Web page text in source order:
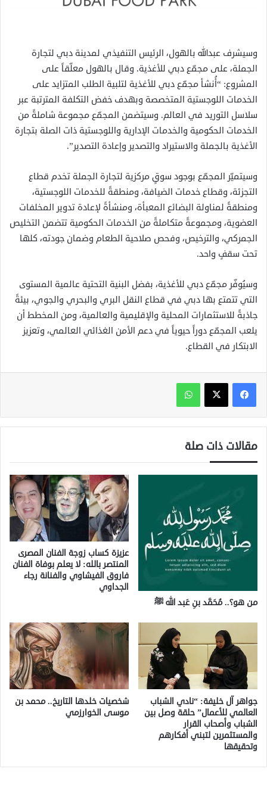
وسيشرف عبدالله بالهول، الرئيس التنفيذي لمدينة دبي لتجارة
الجملة، على مجمّع دبي للأغذية. وقال بالهول معلّقاً على
المشروع: “أُنشأ مجمّع دبي للأغذية لتلبية الطلب المتزايد على
الخدمات اللوجستية المتخصصة وبهدف خفض التكلفة المترتبة عبر
سلاسل التوريد في العالم. وسيتضمن المجمّع مجموعة شاملةً من
الخدمات الحكومية والخدمات الإدارية واللوجستية ذات الصلة بتجارة
الأغذية بالجملة والاستيراد والتصدير وإعادة التصدير”.
وسيتميّر المجمّع بوجود سوقٍ مركزية لتجارة الجملة تخدم قطاع
التجزئة، وقطاع خدمات الضيافة، ومنطقةً للخدمات اللوجستية،
ومنطقةً لمناولة البضائع المعبأة، ومنشأةً لإعادة تدوير المخلفات
العضوية، ومجموعةً متكاملةً من الخدمات الحكومية تتضمن التخليص
الجمركي، والترخيص، وفحص صلاحية الطعام وضمان جودته، كلها
تحت سقفٍ واحد.
وسيُوفّر مجمّع دبي للأغذية، بفضل البنية التحتية عالمية المستوى
التي تتمتع بها دبي في قطاع النقل البري والبحري والجوي، بيئةً
جاذبةً للاستثمارات المحلية والإقليمية والعالمية، ومن المخطط أن
يلعب المجمّع دوراً حيوياً في دعم الأمن الغذائي العالمي، وتعزيز
الابتكار في القطاع.
واتساب
مقالات ذات صلة
من هو؟.. مُحَمَّد بنِ عَبد الله ﷺ
عزيزة كساب زوجة الفنان المصرى
المنتصر بالله: لا يعلم بوفاة الفنان
فاروق الفيشاوي والفنانة رجاء
الجداوي
جواهر آل خليفة: “نادي الشباب
العالمي للأعمال” حلقة وصل بين
الشباب وأصحاب القرار
والمستثمرين لتبني أفكارهم
وتحقيقها
شخصيات خلدها التاريخ.. محمد بن
موسى الخوارزمي